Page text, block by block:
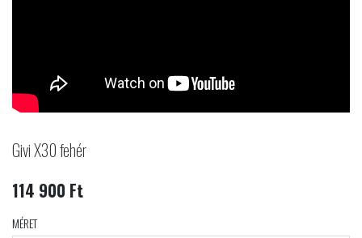
Givi X30 fehér
114 900 Ft
MÉRET